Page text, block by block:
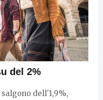
del 2%
dell’1,9%,